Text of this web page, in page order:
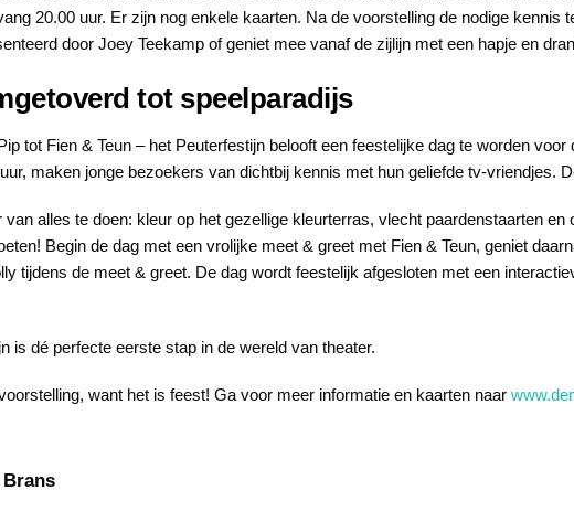
20.00 uur. Er zijn nog enkele kaarten. Na de voorstelling de nodige
door Joey Teekamp of geniet mee vanaf de zijlijn met een hapje en
tot speelparadijs
tot Fien & Teun – het Peuterfestijn belooft een feestelijke dag te worden
maken jonge bezoekers van dichtbij kennis met hun geliefde tv-vriendjes.
van alles te doen: kleur op het gezellige kleurterras, vlecht paardenstaarten
Begin de dag met een vrolijke meet & greet met Fien & Teun, geniet
tijdens de meet & greet. De dag wordt feestelijk afgesloten met een
is dé perfecte eerste stap in de wereld van theater.
want het is feest! Ga voor meer informatie en kaarten naar